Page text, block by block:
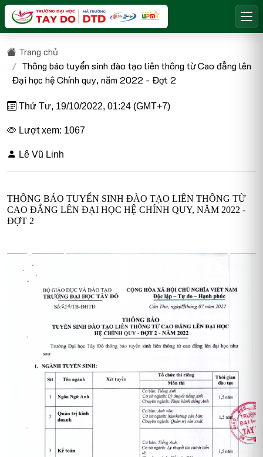
Trang chủ
Thông báo tuyển sinh đào tạo liên thông từ Cao đẳng lên
Đại học hệ Chính quy, năm 2022 - Đợt 2
Thứ Tư, 19/10/2022, 01:24 (GMT+7)
Lượt xem: 1067
Lê Vũ Linh
THÔNG BÁO TUYỂN SINH ĐÀO TẠO LIÊN THÔNG TỪ
CAO ĐẲNG LÊN ĐẠI HỌC HỆ CHÍNH QUY, NĂM 2022 -
ĐỢT 2